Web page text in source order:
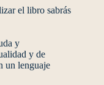
el libro sabrás
y
y de
un lenguaje